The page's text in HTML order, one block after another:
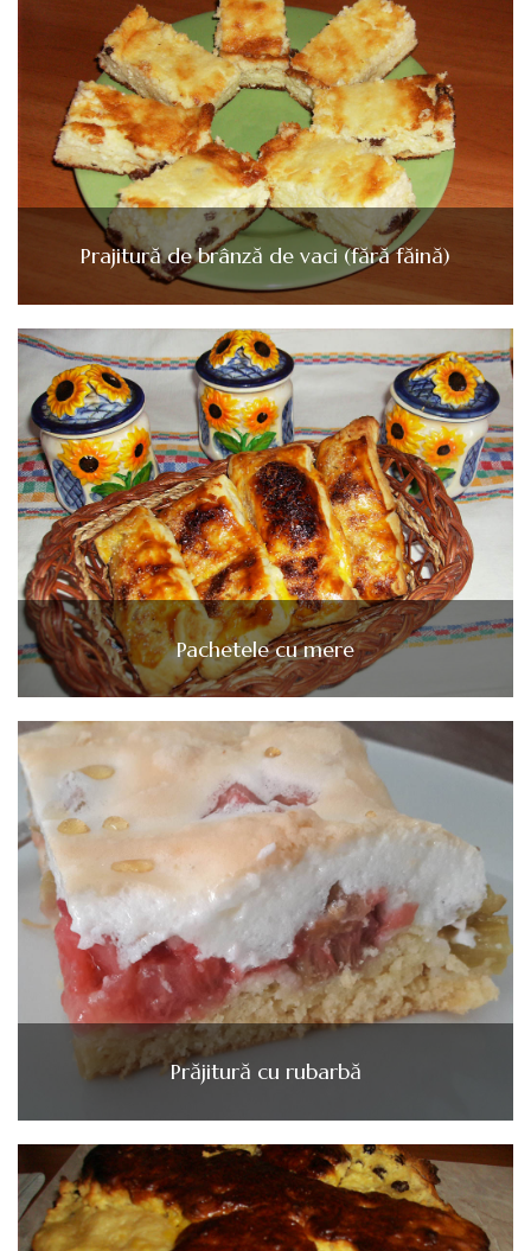
Prajitură de brânză de vaci (fără făină)
Pachetele cu mere
Prăjitură cu rubarbă